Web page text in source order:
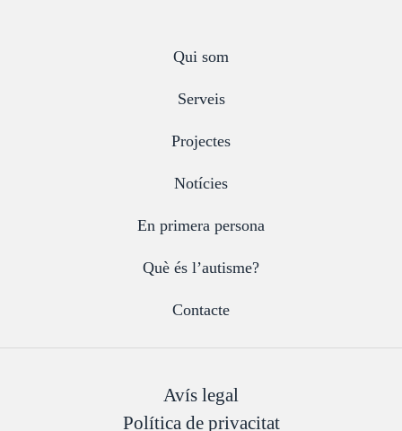
Qui som
Serveis
Projectes
Notícies
En primera persona
Què és l’autisme?
Contacte
Avís legal
Política de privacitat